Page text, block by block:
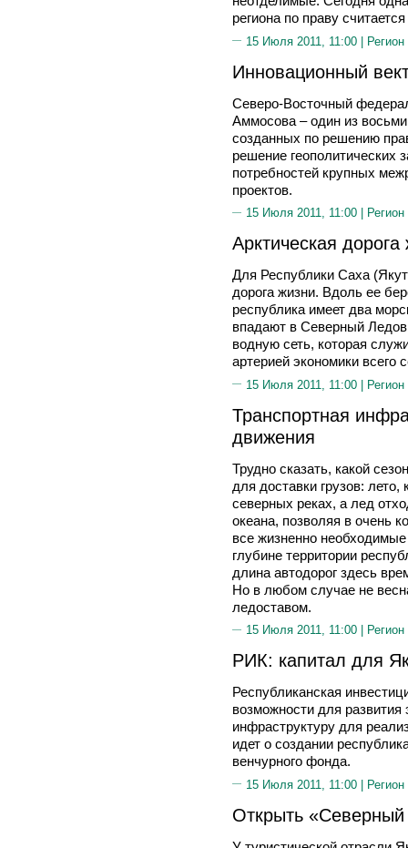
региона по праву
15 Июля 2011, 11:00 | Регион
Инновационный
Северо-Восточный
Аммосова – один из
созданных по решению
решение геополитических
потребностей крупных
проектов.
15 Июля 2011, 11:00 |
Арктическая дорога
Для Республики Саха
дорога жизни. Вдоль ее
республика имеет два
впадают в Северный
водную сеть, которая
артерией экономики всего
15 Июля 2011, 11:00 | Регион
Транспортная
движения
Трудно сказать, какой
для доставки грузов: лето,
северных реках, а лед
океана, позволяя в очень
все жизненно
глубине территории
длина автодорог здесь
Но в любом случае не
ледоставом.
15 Июля 2011, 11:00 |
РИК: капитал для
Республиканская
возможности для
инфраструктуру для
идет о создании
венчурного фонда.
15 Июля 2011, 11:00 | Регион
Открыть